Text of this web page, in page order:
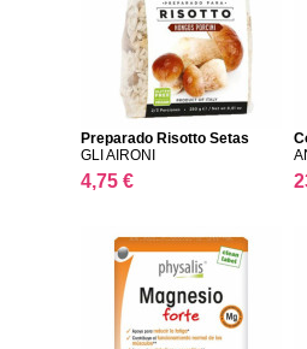
Preparado Risotto Setas
GLI AIRONI
4,75 €